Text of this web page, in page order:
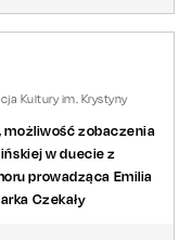
Kultury im. Krystyny
zobaczenia
w duecie z
prowadząca Emilia
Czekały